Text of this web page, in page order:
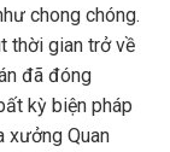
chong chóng.
thời gian trở về
đã đóng
kỳ biện pháp
xưởng Quan